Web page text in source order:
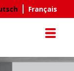
Français